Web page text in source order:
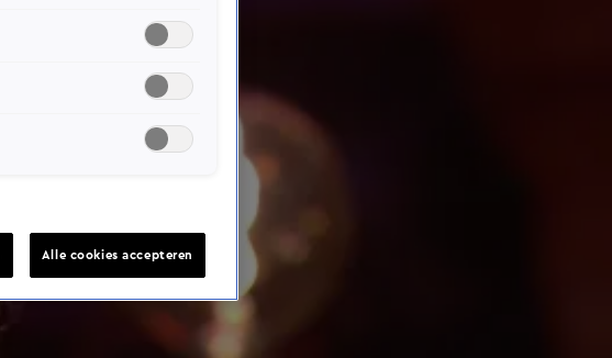
Alle cookies accepteren